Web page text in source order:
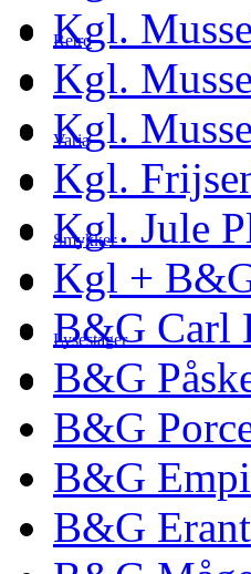
Retro
Varia
Smykker
Lysestager
Kgl.
Kgl.
Kgl.
Kgl.
Kgl. Jule
Kgl +
B&G Carl
B&G
B&G
B&G
B&G